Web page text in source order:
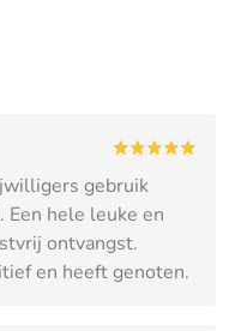
gebruik
Een hele leuke en
ontvangst.
en heeft genoten.